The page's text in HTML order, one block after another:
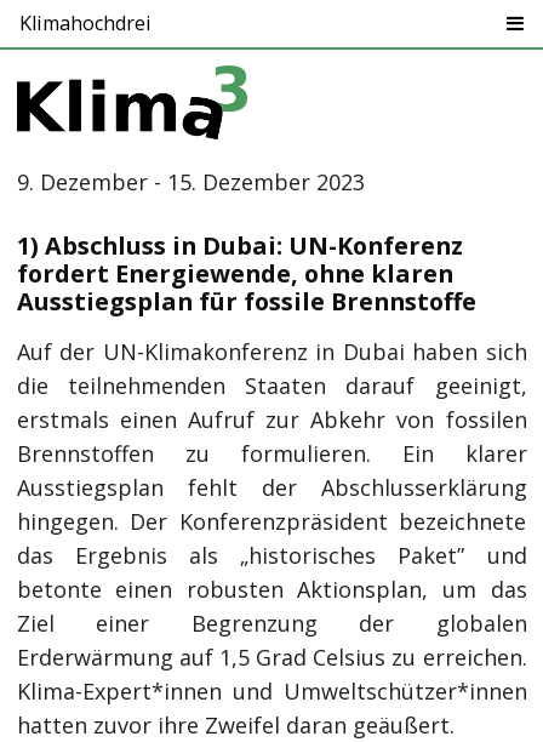
Klimahochdrei
9. Dezember - 15. Dezember 2023
1) Abschluss in Dubai: UN-Konferenz
fordert Energiewende, ohne klaren
Ausstiegsplan für fossile Brennstoffe
Auf der UN-Klimakonferenz in Dubai haben sich
die teilnehmenden Staaten darauf geeinigt,
erstmals einen Aufruf zur Abkehr von fossilen
Brennstoffen zu formulieren. Ein klarer
Ausstiegsplan fehlt der Abschlusserklärung
hingegen. Der Konferenzpräsident bezeichnete
das Ergebnis als „historisches Paket” und
betonte einen robusten Aktionsplan, um das
Ziel einer Begrenzung der globalen
Erderwärmung auf 1,5 Grad Celsius zu erreichen.
Klima-Expert*innen und Umweltschützer*innen
hatten zuvor ihre Zweifel daran geäußert.